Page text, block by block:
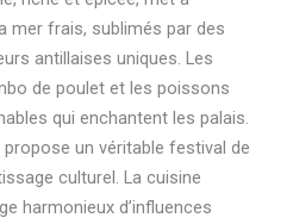
mer frais, sublimés par des
antillaises uniques. Les
de poulet et les poissons
qui enchantent les palais.
propose un véritable festival de
culturel. La cuisine
harmonieux d’influences